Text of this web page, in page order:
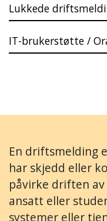
Lukkede
IT-brukerstøtte /
En driftsmelding
har skjedd eller
påvirke driften
ansatt eller
systemer eller